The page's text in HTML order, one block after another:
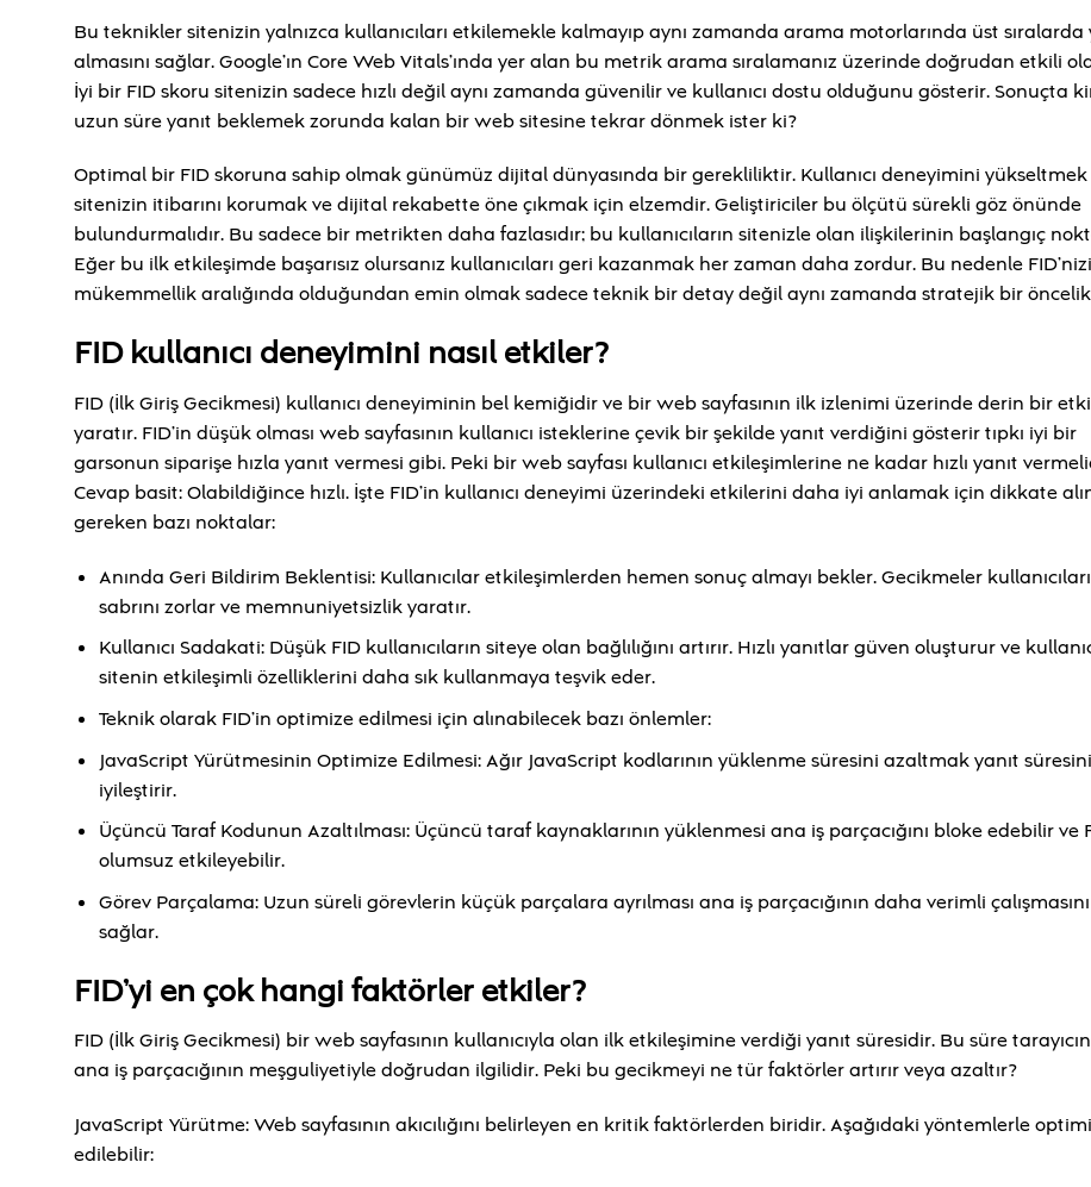
Bu teknikler sitenizin yalnızca kullanıcıları etkilemekle kalmayıp aynı zamanda arama motorlarında üst sıralarda
almasını sağlar. Google’ın Core Web Vitals’ında yer alan bu metrik arama sıralamanız üzerinde doğrudan etkili
İyi bir FID skoru sitenizin sadece hızlı değil aynı zamanda güvenilir ve kullanıcı dostu olduğunu gösterir. Sonuçta
uzun süre yanıt beklemek zorunda kalan bir web sitesine tekrar dönmek ister ki?
Optimal bir FID skoruna sahip olmak günümüz dijital dünyasında bir gerekliliktir. Kullanıcı deneyimini yükseltmek
sitenizin itibarını korumak ve dijital rekabette öne çıkmak için elzemdir. Geliştiriciler bu ölçütü sürekli göz önünde
bulundurmalıdır. Bu sadece bir metrikten daha fazlasıdır; bu kullanıcıların sitenizle olan ilişkilerinin başlangıç
Eğer bu ilk etkileşimde başarısız olursanız kullanıcıları geri kazanmak her zaman daha zordur. Bu nedenle
mükemmellik aralığında olduğundan emin olmak sadece teknik bir detay değil aynı zamanda stratejik bir
FID kullanıcı deneyimini nasıl etkiler?
FID (İlk Giriş Gecikmesi) kullanıcı deneyiminin bel kemiğidir ve bir web sayfasının ilk izlenimi üzerinde derin bir etki
yaratır. FID’in düşük olması web sayfasının kullanıcı isteklerine çevik bir şekilde yanıt verdiğini gösterir tıpkı iyi bir
garsonun siparişe hızla yanıt vermesi gibi. Peki bir web sayfası kullanıcı etkileşimlerine ne kadar hızlı yanıt
Cevap basit: Olabildiğince hızlı. İşte FID’in kullanıcı deneyimi üzerindeki etkilerini daha iyi anlamak için dikkate
gereken bazı noktalar:
Anında Geri Bildirim Beklentisi: Kullanıcılar etkileşimlerden hemen sonuç almayı bekler. Gecikmeler
sabrını zorlar ve memnuniyetsizlik yaratır.
Kullanıcı Sadakati: Düşük FID kullanıcıların siteye olan bağlılığını artırır. Hızlı yanıtlar güven oluşturur ve
sitenin etkileşimli özelliklerini daha sık kullanmaya teşvik eder.
Teknik olarak FID’in optimize edilmesi için alınabilecek bazı önlemler:
JavaScript Yürütmesinin Optimize Edilmesi: Ağır JavaScript kodlarının yüklenme süresini azaltmak yanıt süresini
iyileştirir.
Üçüncü Taraf Kodunun Azaltılması: Üçüncü taraf kaynaklarının yüklenmesi ana iş parçacığını bloke edebilir ve
olumsuz etkileyebilir.
Görev Parçalama: Uzun süreli görevlerin küçük parçalara ayrılması ana iş parçacığının daha verimli çalışmasını
sağlar.
FID’yi en çok hangi faktörler etkiler?
FID (İlk Giriş Gecikmesi) bir web sayfasının kullanıcıyla olan ilk etkileşimine verdiği yanıt süresidir. Bu süre
ana iş parçacığının meşguliyetiyle doğrudan ilgilidir. Peki bu gecikmeyi ne tür faktörler artırır veya azaltır?
JavaScript Yürütme: Web sayfasının akıcılığını belirleyen en kritik faktörlerden biridir. Aşağıdaki yöntemlerle
edilebilir: